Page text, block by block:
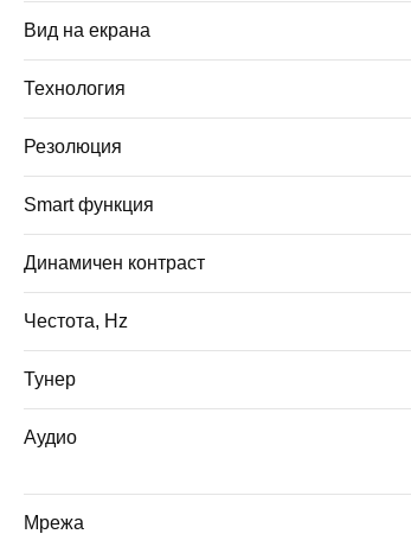
Вид на екрана
Технология
Резолюция
Smart функция
Динамичен контраст
Честота, Hz
Тунер
Аудио
Мрежа